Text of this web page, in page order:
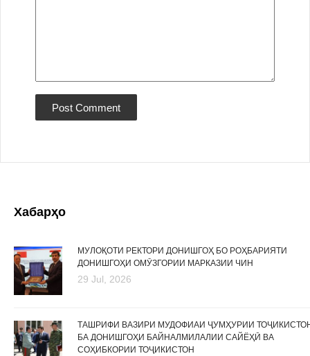
Хабарҳо
МУЛОҚОТИ РЕКТОРИ ДОНИШГОҲ БО РОҲБАРИЯТИ
ДОНИШГОҲИ ОМӮЗГОРИИ МАРКАЗИИ ЧИН
29 Jul, 2026
ТАШРИФИ ВАЗИРИ МУДОФИАИ ҶУМҲУРИИ
БА ДОНИШГОҲИ БАЙНАЛМИЛАЛИИ САЙЁҲӢ ВА
СОҲИБКОРИИ ТОҶИКИСТОН